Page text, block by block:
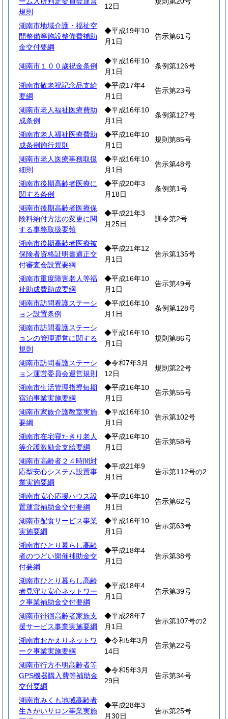
規則
12日
湖南市地域介護・福祉空
間整備等施設整備費補助
金交付要綱
◆平成19年10
月1日
告示第61号
湖南市１００歳祝金条例
◆平成16年10
月1日
条例第126号
湖南市敬老祝記念品支給
要綱
◆平成17年4
月1日
告示第23号
湖南市老人福祉医療費助
成条例
◆平成16年10
月1日
条例第127号
湖南市老人福祉医療費助
成条例施行規則
◆平成16年10
月1日
規則第85号
湖南市老人医療事務取扱
細則
◆平成16年10
月1日
告示第48号
湖南市後期高齢者医療に
関する条例
◆平成20年3
月18日
条例第1号
湖南市後期高齢者医療保
険料納付方法の変更に関
する事務取扱要領
◆平成21年3
月25日
訓令第2号
湖南市後期高齢者医療被
保険者資格証明書適正交
付審査会設置要綱
◆平成21年12
月1日
告示第135号
湖南市重度障害老人等福
祉助成費助成要綱
◆平成16年10
月1日
告示第49号
湖南市訪問看護ステーシ
ョン設置条例
◆平成16年10
月1日
条例第128号
湖南市訪問看護ステーシ
ョンの管理運営に関する
規則
◆平成16年10
月1日
規則第86号
湖南市訪問看護ステーシ
ョン運営委員会運営規則
◆令和7年3月
12日
規則第22号
湖南市生活管理指導短期
宿泊事業実施要綱
◆平成16年10
月1日
告示第55号
湖南市家族介護教室実施
要綱
◆平成16年10
月1日
告示第102号
湖南市在宅寝たきり老人
等介護激励金支給要綱
◆平成16年10
月1日
告示第58号
湖南市高齢者２４時間対
応型安心システム設置事
業実施要綱
◆平成21年9
月1日
告示第112号の2
湖南市安心応援ハウス設
置運営補助金交付要綱
◆平成16年10
月1日
告示第62号
湖南市配食サービス事業
実施要綱
◆平成16年10
月1日
告示第63号
湖南市ひとり暮らし高齢
者のつどい開催補助金交
付要綱
◆平成18年4
月1日
告示第38号
湖南市ひとり暮らし高齢
者見守り安心ネットワー
ク事業補助金交付要綱
◆平成18年4
月1日
告示第39号
湖南市徘徊高齢者家族支
援サービス事業実施要綱
◆平成28年7
月1日
告示第107号の2
湖南市おかえりネットワ
ーク事業実施要綱
◆令和5年3月
14日
告示第22号
湖南市行方不明高齢者等
GPS機器購入費等補助金
交付要綱
◆令和5年3月
29日
告示第34号
湖南市みくも地域高齢者
生きがいサロン事業実施
◆平成28年3
月30日
告示第25号